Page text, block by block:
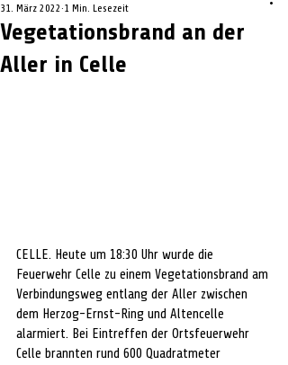
Vegetationsbrand an der
Aller in Celle
31. März 2022 1 Min. Lesezeit
CELLE. Heute um 18:30 Uhr wurde die
Feuerwehr Celle zu einem Vegetationsbrand am
Verbindungsweg entlang der Aller zwischen
dem Herzog-Ernst-Ring und Altencelle
alarmiert. Bei Eintreffen der Ortsfeuerwehr
Celle brannten rund 600 Quadratmeter